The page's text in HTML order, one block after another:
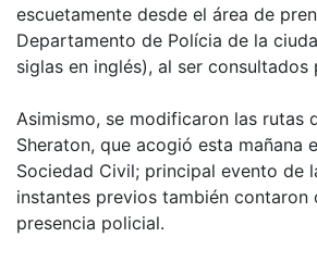
escuetamente desde el área de
Departamento de Polícia de la
siglas en inglés), al ser consultados
Asimismo, se modificaron las rutas
Sheraton, que acogió esta mañana
Sociedad Civil; principal evento de
instantes previos también contaron
presencia policial.